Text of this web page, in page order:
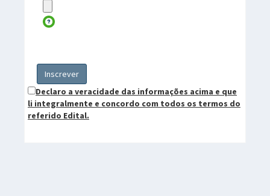
Inscrever
Declaro a veracidade das informações acima e que
li integralmente e concordo com todos os termos do
referido Edital.